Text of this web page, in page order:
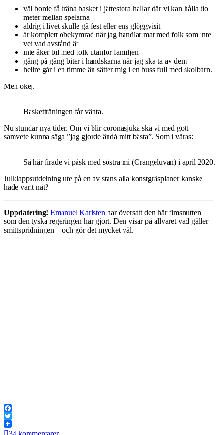
väl borde få träna basket i jättestora hallar där vi kan hålla tio
meter mellan spelarna
aldrig i livet skulle gå fest eller ens glöggvisit
är komplett obekymrad när jag handlar mat med folk som inte
vet vad avstånd är
inte åker bil med folk utanför familjen
gång på gång biter i handskarna när jag ska ta av dem
hellre går i en timme än sätter mig i en buss full med skolbarn.
Men okej.
Basketträningen får vänta.
Nu stundar nya tider. Om vi blir coronasjuka ska vi med gott
samvete kunna säga ”jag gjorde ändå mitt bästa”. Som i våras:
Så här firade vi påsk med söstra mi (Orangeluvan) i april 2020.
Julklappsutdelning ute på en av stans alla konstgräsplaner kanske
hade varit nåt?
Uppdatering! Emanuel Karlsten har översatt den här fimsnutten
som den tyska regeringen har gjort. Den visar på allvaret vad gäller
smittspridningen – och gör det mycket väl.
Facebook
Twitter